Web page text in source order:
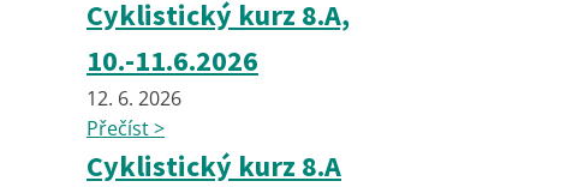
Cyklistický kurz 8.A,
10.-11.6.2026
12. 6. 2026
Přečíst >
Cyklistický kurz 8.A